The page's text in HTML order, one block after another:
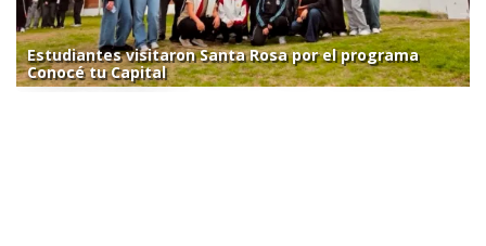
Estudiantes visitaron Santa Rosa por el programa
Conocé tu Capital